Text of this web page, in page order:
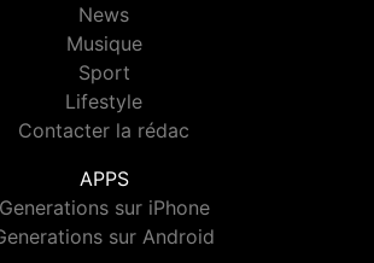
News
Musique
Sport
Lifestyle
Contacter la rédac
APPS
Generations sur iPhone
sur Android